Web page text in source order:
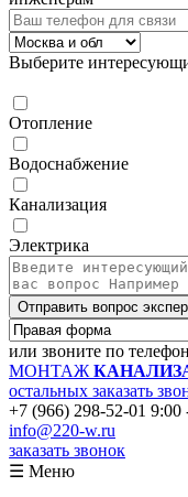
Выберите
Отопление
Водоснабжение
Канализация
Электрика
Отправить вопрос
или звоните по
МОНТАЖ
остальных заказать
+7 (966) 298-52-01 9:00
info@220-w.ru
заказать звонок
☰ Меню